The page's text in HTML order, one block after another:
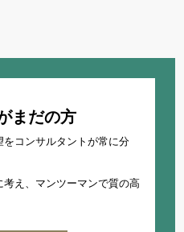
まだの方
コンサルタントが常に分
え、 マンツーマンで質の高